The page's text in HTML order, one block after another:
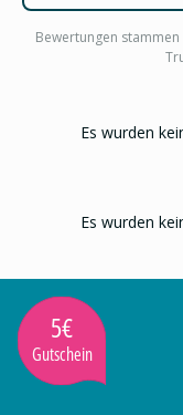
Bewertungen
Es wurden
Es wurden
5€
Gutschein